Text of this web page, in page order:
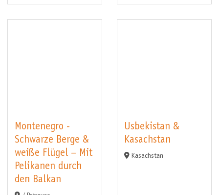
Montenegro -
Schwarze Berge &
weiße Flügel – Mit
Pelikanen durch
den Balkan
Usbekistan &
Kasachstan
Kasachstan